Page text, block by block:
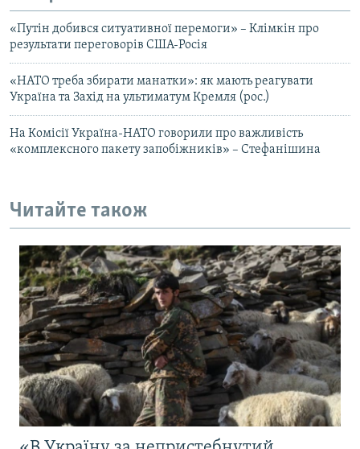
«Путін добився ситуативної перемоги» – Клімкін про
результати переговорів США-Росія
«НАТО треба збирати манатки»: як мають реагувати
Україна та Захід на ультиматум Кремля (рос.)
На Комісії Україна-НАТО говорили про важливість
«комплексного пакету запобіжників» – Стефанішина
Читайте також